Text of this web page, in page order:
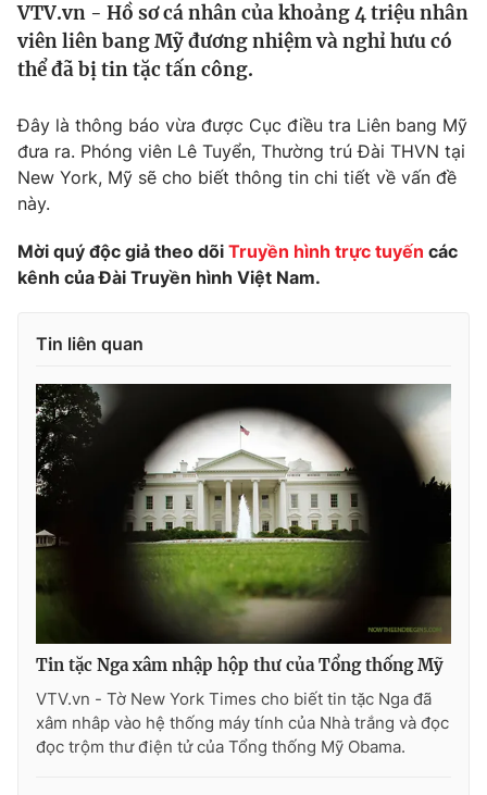
Thế giới
Tin tức
Câu chuyện quốc tế
Kinh tế
Tài chính
Thị trường
Góc doanh nghiệp
Dữ liệu và đời sống
Truyền hình
Phim VTV
Nhân vật
Khán giả
Giải sao mai
Giải trí
Sao
Đời sống
Du lịch
Làm đẹp
Chất lượng cuộc sống
Giáo dục
Tuyển sinh
Học trực tuyến
Công nghệ
Hitech Công nghệ tương lai
Sản phẩm
Thị trường
Giao lưu trực tuyến
Lịch phát sóng
Chuyên mục khác
Emagazine Podcast
VTV.vn - Hồ sơ cá nhân của khoảng 4 triệu nhân
viên liên bang Mỹ đương nhiệm và nghỉ hưu có
thể đã bị tin tặc tấn công.
Đây là thông báo vừa được Cục điều tra Liên bang Mỹ
đưa ra. Phóng viên Lê Tuyển, Thường trú Đài THVN tại
New York, Mỹ sẽ cho biết thông tin chi tiết về vấn đề
này.
Mời quý độc giả theo dõi Truyền hình trực tuyến các
kênh của Đài Truyền hình Việt Nam.
Tin liên quan
Tin tặc Nga xâm nhập hộp thư của Tổng thống Mỹ
VTV.vn - Tờ New York Times cho biết tin tặc Nga đã
xâm nhâp vào hệ thống máy tính của Nhà trắng và đọc
đọc trộm thư điện tử của Tổng thống Mỹ Obama.